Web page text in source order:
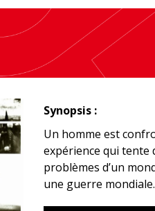
Synopsis :
Un homme est
expérience qui
problèmes d’un
une guerre mondiale.